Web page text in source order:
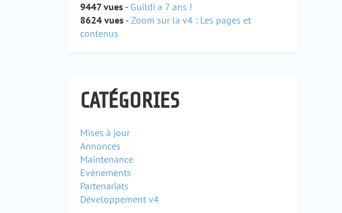
9447 vues - Guildi a 7 ans !
8624 vues - Zoom sur la v4 : Les pages et
contenus
CATÉGORIES
Mises à jour
Annonces
Maintenance
Evènements
Partenariats
Développement v4